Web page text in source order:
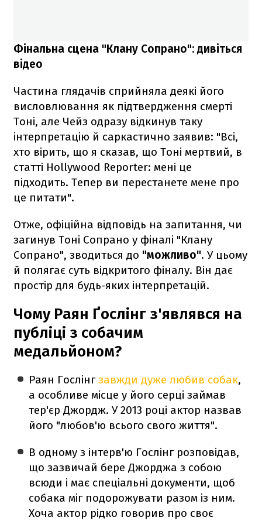
Фінальна сцена "Клану Сопрано": дивіться
відео
Частина глядачів сприйняла деякі його
висловлювання як підтвердження смерті
Тоні, але Чейз одразу відкинув таку
інтерпретацію й саркастично заявив: "Всі,
хто вірить, що я сказав, що Тоні мертвий, в
статті Hollywood Reporter: мені це
підходить. Тепер ви перестанете мене про
це питати".
Отже, офіційна відповідь на запитання, чи
загинув Тоні Сопрано у фіналі "Клану
Сопрано", зводиться до "можливо". У цьому
й полягає суть відкритого фіналу. Він дає
простір для будь-яких інтерпретацій.
Чому Раян Ґослінг з'являвся на
публіці з собачим
медальйоном?
Раян Гослінгзавжди дуже любив собак,
а особливе місце у його серці займав
тер'єр Джордж. У 2013 році актор назвав
його "любов'ю всього свого життя".
В одному з інтерв'ю Гослінг розповідав,
що зазвичай бере Джорджа з собою
всюди і має спеціальні документи, щоб
собака міг подорожувати разом із ним.
Хоча актор рідко говорив про своє